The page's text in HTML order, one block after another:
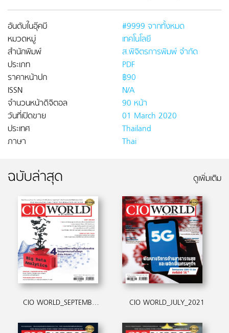
อันดับในอุ๊คบี
#9999 จากทั้งหมด
หมวดหมู่
เทคโนโลยี
สำนักพิมพ์
ส.พิจิตรการพิมพ์ จำกัด
ประเภท
PDF
ราคาหน้าปก
฿90
ISSN
N/A
จำนวนหน้าดิจิตอล
90 หน้า
วันที่เปิดขาย
01 March 2020
ประเทศ
Thailand
ภาษา
Thai
ฉบับล่าสุด ดูเพิ่มเติม
CIO WORLD_SEPTEMBER_2021 CIO WORLD_JULY_2021